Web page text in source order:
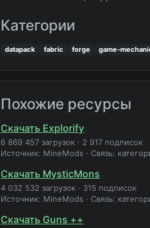
Категории
datapack fabric forge game-
Похожие ресурсы
Скачать Explorify
6 869 457 загрузок · 2 917 подписок
Источник: MineMods · Связь:
Скачать MysticMons
4 032 532 загрузок · 315 подписок
Источник: MineMods · Связь:
Скачать Guns ++